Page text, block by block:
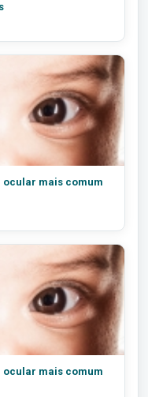
mais comum
mais comum